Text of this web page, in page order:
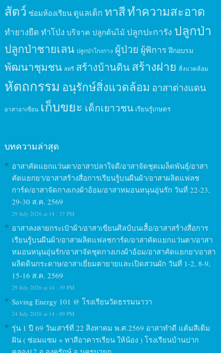
สัตว์ ซ่อมห้องเรียน ดูแลเด็ก ทาสีทำความสะอาด
ทำยางยืด ทำโป่ง บริจาค ปลูกต้นไม้ ปลูกปะการัง ปลูกป่า
ปลูกป่าชายเลน ปลูกป่าโกงกาง ผู้ป่วย ผู้พิการ ฝึกอบรม
พัฒนาชุมชน สตรี สร้างบ้านดินสร้างฝาย สิ่งแวดล้อม
หัตถกรรม อนุรักษ์สิ่งแวดล้อม อาสาต่างแดน
อาสาอาเซียน เก็บขยะ เด็กเยาวชน เรียนรู้เกษตร
บทความล่าสุด
อาสาคัดแยกแว่นตา/อาสาปลาใจดี/อาสาจัดชุดเมล็ดพันธุ์/อาสา
คัดแยกยา/อาสาสร้างสื่อการเรียนรู้บนผืนผ้า/อาสาผลิตแฟลช
การ์ด/อาสาจัดกางเกงผ้าอ้อม/อาสาหมอนหนุนอุ่นรัก วันที่ 22-23,
29-30 ส.ค. 2569
29 July 2026 at 14 : 37 PM
อาสาลงลายกระเป๋าผ้า/อาสาเขียนศิลป์บนเสื้อ/อาสาสร้างสื่อการ
เรียนรู้บนผืนผ้า/อาสาผลิตแฟลชการ์ด/อาสาคัดแยกแว่นตา/อาสา
หมอนหนุนอุ่นรัก/อาสาจัดชุดกางเกงผ้าอ้อม/อาสาคัดแยกยา/อาสา
ผลิตดินกระดาษ/อาสาเยี่ยมตายายและเปิดสวนผัก วันที่ 1-2, 8-9,
15-16 ส.ค. 2569
29 July 2026 at 14 : 39 PM
Saving Energy 101 @ โรงเรียนวัดธรรมนาวา
24 July 2026 at 14 : 09 PM
รุ่น 1 ปี 69 วันเสาร์ที่ 22 สิงหาคม พ.ศ.2569 อาสาทำดี แต้มสีเติม
ฝัน ( ซ่อมแซม + ทาสีอาคารเรียน ให้น้อง ) โรงเรียนบ้านปาก